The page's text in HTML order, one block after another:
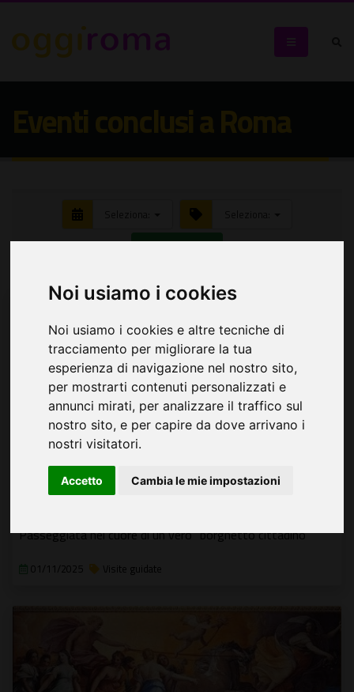
Noi usiamo i cookies
Noi usiamo i cookies e altre tecniche di
tracciamento per migliorare la tua
esperienza di navigazione nel nostro sito,
per mostrarti contenuti personalizzati e
annunci mirati, per analizzare il traffico sul
nostro sito, e per capire da dove arrivano i
nostri visitatori.
Accetto Cambia le mie impostazioni
La "Garbata Ostella", le meraviglie della
Passeggiata nel cuore di un vero "borghetto cittadino"
01/11/2025 Visite guidate